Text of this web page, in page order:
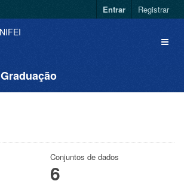
Entrar Registrar
Graduação
Conjuntos de dados
6